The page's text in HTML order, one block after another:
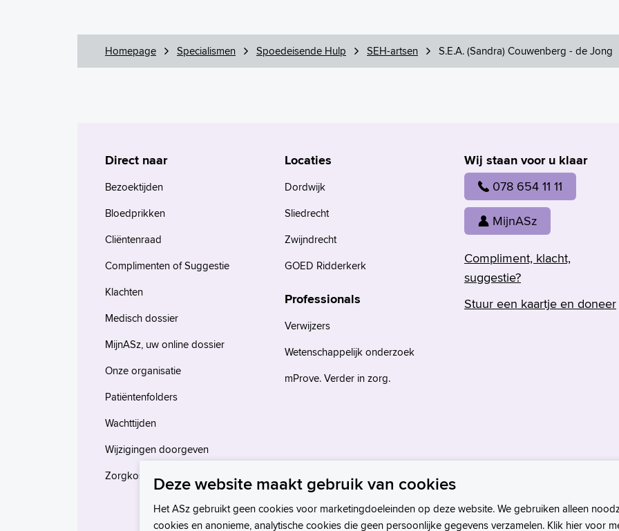
Homepage Specialismen Spoedeisende Hulp SEH-artsen S.E.A. (Sandra) Couwenberg - de Jong
Wij staan voor u klaar
078 654 11 11
MijnASz
Compliment, klacht,
suggestie?
Stuur een kaartje en doneer
Direct naar
Bezoektijden
Bloedprikken
Cliëntenraad
Complimenten of Suggestie
Klachten
Medisch dossier
MijnASz, uw online dossier
Onze organisatie
Patiëntenfolders
Wachttijden
Wijzigingen doorgeven
Zorgkosten en verzekeringen
Locaties
Dordwijk
Sliedrecht
Zwijndrecht
GOED Ridderkerk
Professionals
Verwijzers
Wetenschappelijk onderzoek
mProve. Verder in zorg.
Deze website maakt gebruik van cookies
Het ASz gebruikt geen cookies voor marketingdoeleinden op deze website. We gebruiken alleen
cookies en anonieme, analytische cookies die geen persoonlijke gegevens verzamelen. Klik hier voor